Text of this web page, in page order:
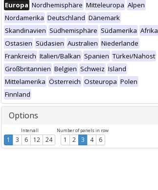
Europa Nordhemisphäre Mitteleuropa Alpen
Nordamerika Deutschland Dänemark
Skandinavien Südhemisphäre Südamerika Afrika
Ostasien Südasien Australien Niederlande
Frankreich Italien/Balkan Spanien Türkei/Nahost
Großbritannien Belgien Schweiz Island
Mittelamerika Österreich Osteuropa Polen
Finnland
Options
Intervall
1 3 6 12 24
Number of panels in row
1 2 3 4 6